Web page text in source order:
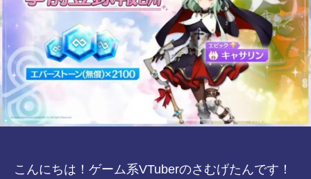
こんにちは！ゲーム系VTuberのさむげたんです！